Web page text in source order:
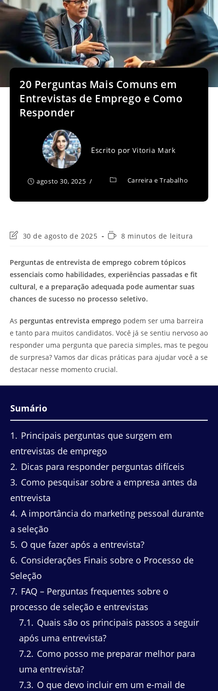
20 Perguntas Mais Comuns em
Entrevistas de Emprego e Como
Responder
Escrito porVitoria Mark
agosto 30, 2025 Carreira e Trabalho
Última
post:
30 de agosto de 2025
Tempo8 minutos de leitura
Perguntas de entrevista de emprego cobrem tópicos
essenciais como habilidades, experiências passadas e fit
cultural, e a preparação adequada pode aumentar suas
chances de sucesso no processo seletivo.
As perguntas entrevista emprego podem ser uma barreira
e tanto para muitos candidatos. Você já se sentiu nervoso ao
responder uma pergunta que parecia simples, mas te pegou
de surpresa? Vamos dar dicas práticas para ajudar você a se
destacar nesse momento crucial.
Sumário
1
Principais perguntas que surgem em
entrevistas de emprego
2 Dicas para responder perguntas difíceis
3 Como pesquisar sobre a empresa antes da
entrevista
4 A importância do marketing pessoal durante
a seleção
5 O que fazer após a entrevista?
6 Considerações Finais sobre o Processo de
Seleção
7 FAQ – Perguntas frequentes sobre o
processo de seleção e entrevistas
7.1
Quais são os principais passos a seguir
após uma entrevista?
7.2 Como posso me preparar melhor para
uma entrevista?
7.3 O que devo incluir em um e-mail de